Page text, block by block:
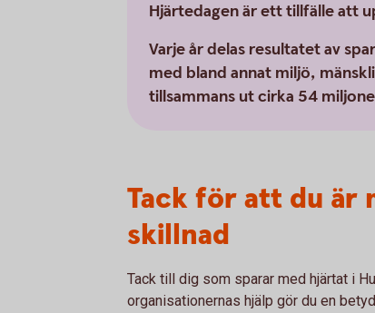
Hjärtedagen är ett tillfälle att
Varje år delas resultatet av
med bland annat miljö,
tillsammans ut cirka 54
Tack för att du är
skillnad
Tack till dig som sparar med hjärtat i
organisationernas hjälp gör du en